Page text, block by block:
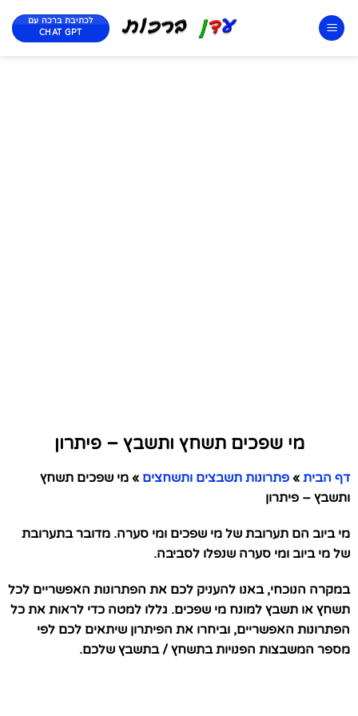
לכתיבת ברכה עם
CHAT GPT
מי שפכים תשחץ ותשבץ – פיתרון
דף הבית » פתרונות תשבצים ותשחצים » מי שפכים תשחץ
ותשבץ – פיתרון
מי ביוב הם תערובת של מי שפכים ומי סערה. מדובר בתערובת
של מי ביוב ומי סערה שנפלו לסביבה.
במקרה הנוכחי, באנו להעניק לכם את הפתרונות האפשריים לכל
תשחץ או תשבץ למונח מי שפכים. גללו למטה כדי לראות את כל
הפתרונות האפשריים, וביחרו את הפיתרון שיתאים לכם לפי
מספר המשבצות הפנויות בתשחץ / בתשבץ שלכם.